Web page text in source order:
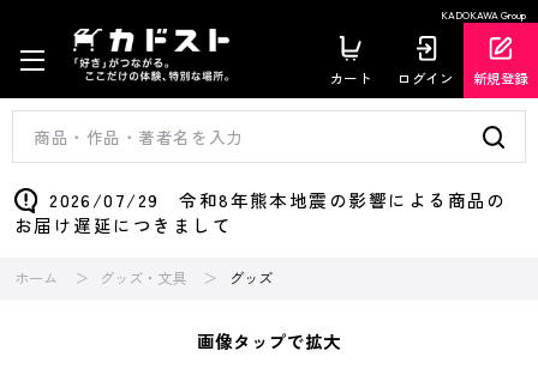
KADOKAWA Group
カート ログイン 新規登録
2026/07/29 令和8年熊本地震の影響による商品の
お届け遅延につきまして
ホーム グッズ・文具 グッズ
画像タップで拡大